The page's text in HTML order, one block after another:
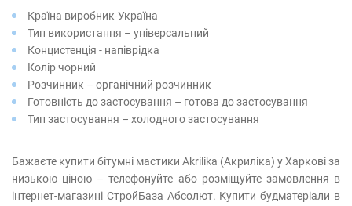
Країна виробник-Україна
Тип використання – універсальний
Концистенція - напіврідка
Колір чорний
Розчинник – органічний розчинник
Готовність до застосування – готова до застосування
Тип застосування – холодного застосування
Бажаєте купити бітумні мастики Akrilika (Акриліка) у Харкові за
низькою ціною – телефонуйте або розміщуйте замовлення в
інтернет-магазині СтройБаза Абсолют. Купити будматеріали в